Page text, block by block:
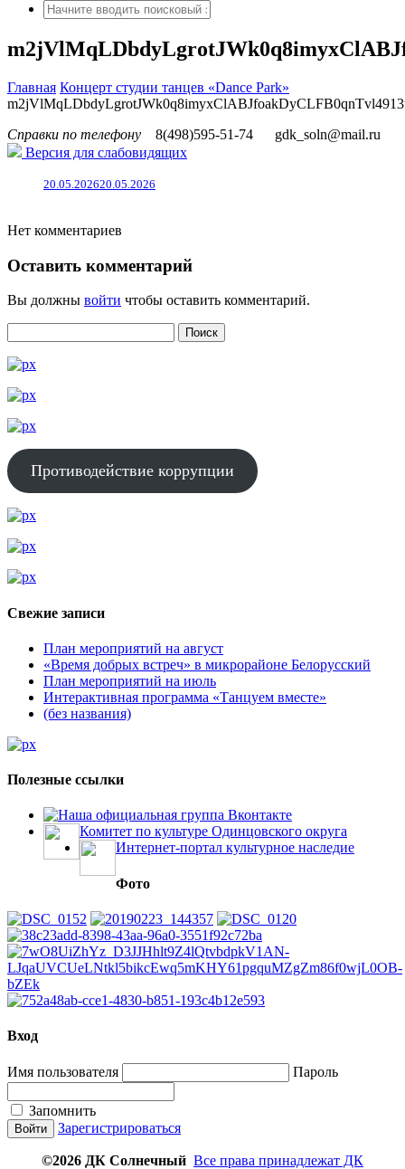
Главная Концерт студии танцев «Dance Park»
Справки по телефону
8(498)595-51-74
gdk_soln@mail.ru
Версия для слабовидящих
20.05.202620.05.2026
Нет комментариев
Оставить комментарий
Вы должны войти чтобы оставить комментарий.
Противодействие коррупции
Свежие записи
План мероприятий на август
«Время добрых встреч» в микрорайоне Белорусский
План мероприятий на июль
Интерактивная программа «Танцуем вместе»
(без названия)
Полезные ссылки
Наша официальная группа Вконтакте
Комитет по культуре Одинцовского округа
Интернет-портал культурное наследие
Фото
Вход
Имя пользователя Пароль
Запомнить
Зарегистрироваться
©2026 ДК Солнечный Все права принадлежат ДК